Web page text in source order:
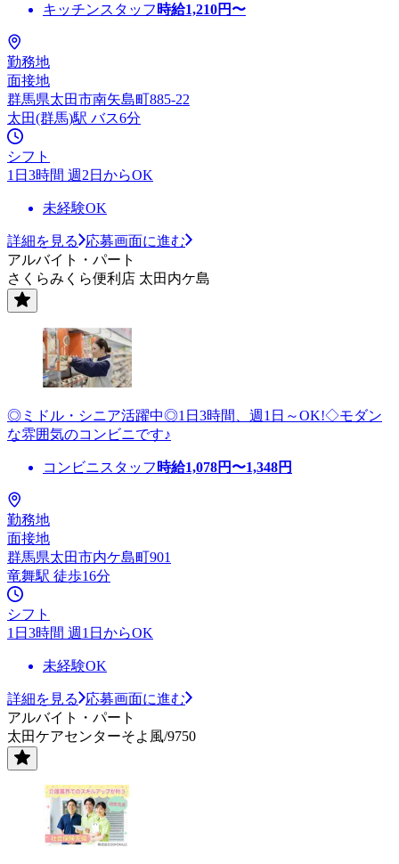
キッチンスタッフ 時給1,210円〜
勤務地
面接地
群馬県太田市南矢島町885-22
太田(群馬)駅 バス6分
シフト
1日3時間 週2日からOK
未経験OK
詳細を見る
応募画面に進む
アルバイト・パート
さくらみくら便利店 太田内ケ島
◎ミドル・シニア活躍中◎1日3時間、週1日～OK!◇モダン
な雰囲気のコンビニです♪
コンビニスタッフ 時給1,078円〜1,348円
勤務地
面接地
群馬県太田市内ケ島町901
竜舞駅 徒歩16分
シフト
1日3時間 週1日からOK
未経験OK
詳細を見る
応募画面に進む
アルバイト・パート
太田ケアセンターそよ風/9750